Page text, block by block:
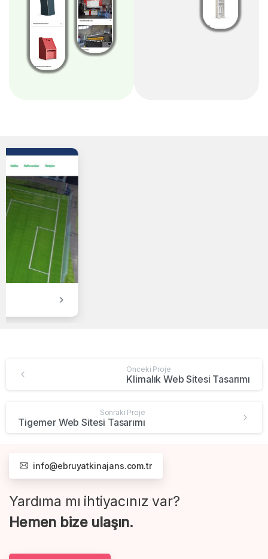
Gnr Group Web Sitesi Tasarımı
Önceki Proje
Klimalık Web Sitesi Tasarımı
Sonraki Proje
Tigemer Web Sitesi Tasarımı
info@ebruyatkinajans.com.tr
Yardıma mı ihtiyacınız var?
Hemen bize ulaşın.